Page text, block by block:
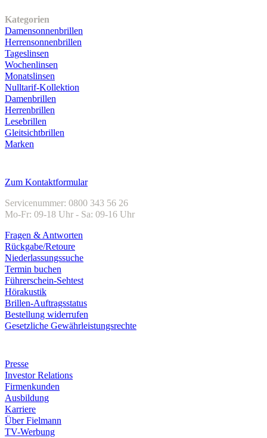
Kategorien
Damensonnenbrillen
Herrensonnenbrillen
Tageslinsen
Wochenlinsen
Monatslinsen
Nulltarif-Kollektion
Damenbrillen
Herrenbrillen
Lesebrillen
Gleitsichtbrillen
Marken
Zum Kontaktformular
Servicenummer: 0800 343 56 26
Mo-Fr: 09-18 Uhr - Sa: 09-16 Uhr
Fragen & Antworten
Rückgabe/Retoure
Niederlassungssuche
Termin buchen
Führerschein-Sehtest
Hörakustik
Brillen-Auftragsstatus
Bestellung widerrufen
Gesetzliche Gewährleistungsrechte
Presse
Investor Relations
Firmenkunden
Ausbildung
Karriere
Über Fielmann
TV-Werbung